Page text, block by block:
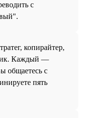
с
копирайтер,
Каждый —
общаетесь с
пять